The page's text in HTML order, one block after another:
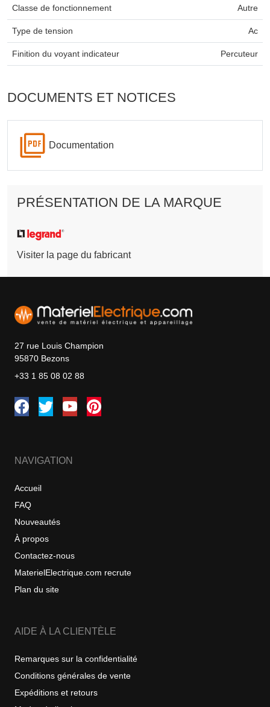
Classe de fonctionnement Autre
Type de tension Ac
Finition du voyant indicateur Percuteur
DOCUMENTS ET NOTICES
Documentation
PRÉSENTATION DE LA MARQUE
Visiter la page du fabricant
27 rue Louis Champion
95870 Bezons
+33 1 85 08 02 88
NAVIGATION
Accueil
FAQ
Nouveautés
À propos
Contactez-nous
MaterielElectrique.com recrute
Plan du site
AIDE À LA CLIENTÈLE
Remarques sur la confidentialité
Conditions générales de vente
Expéditions et retours